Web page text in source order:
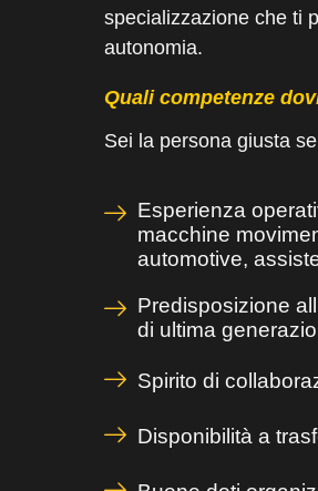
specializzazione che ti
autonomia.
Quali competenze
Sei la persona giusta
Esperienza
macchine
automotive,
Predisposizione
di ultima
Spirito di
Disponibilità a